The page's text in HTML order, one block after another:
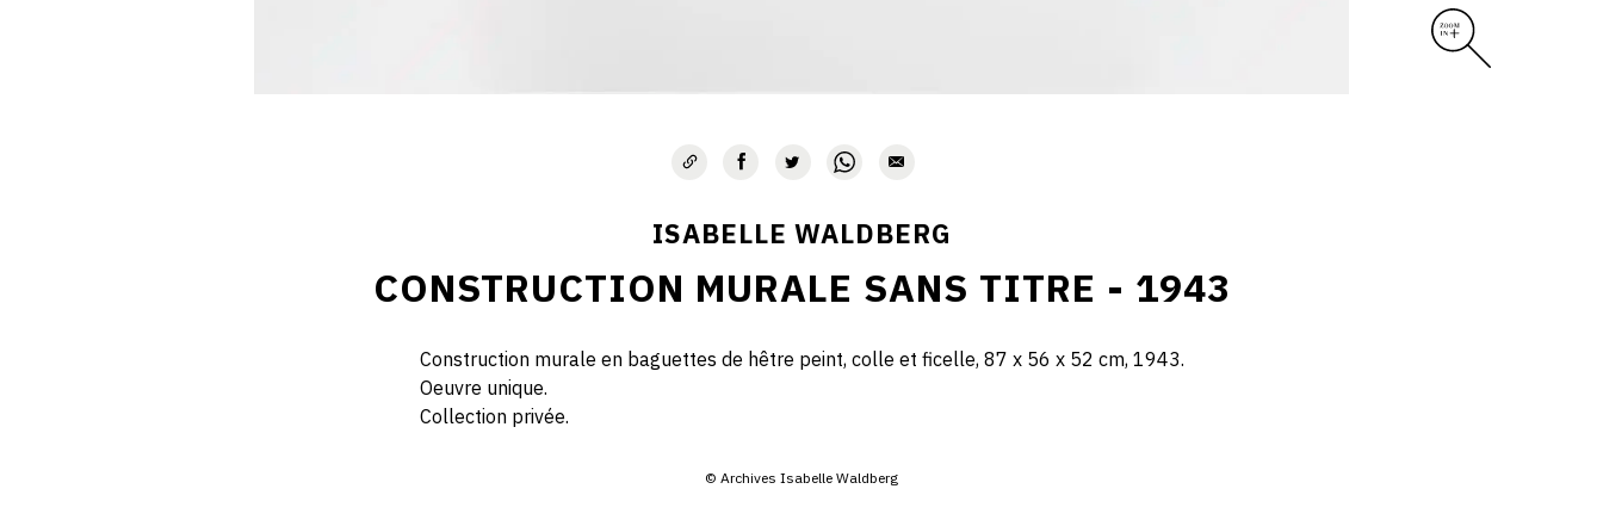
ISABELLE WALDBERG
CONSTRUCTION MURALE SANS TITRE - 1943
Construction murale en baguettes de hêtre peint, colle et ficelle, 87 x 56 x 52 cm, 1943.
Oeuvre unique.
Collection privée.
© Archives Isabelle Waldberg